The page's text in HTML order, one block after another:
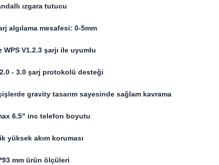
ızgara tutucu
algılama mesafesi: 0-5mm
WPS V1.2.3 şarjı ile uyumlu
- 3.0 şarj protokolü desteği
gravity tasarım sayesinde sağlam kavrama
6.5" inc telefon boyutu
yüksek akım koruması
mm ürün ölçüleri